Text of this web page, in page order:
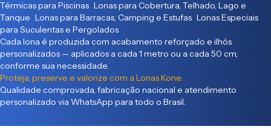
Térmicas para Piscinas Lonas para Cobertura, Telhado, Lago e
Tanque Lonas para Barracas, Camping e Estufas Lonas Especiais
para Suculentas e Pergolados
Cada lona é produzida com acabamento reforçado e ilhós
personalizados — aplicados a cada 1 metro ou a cada 50 cm,
conforme sua necessidade.
Proteja, preserve e valorize com a Lonas Kone.
Qualidade comprovada, fabricação nacional e atendimento
personalizado via WhatsApp para todo o Brasil.